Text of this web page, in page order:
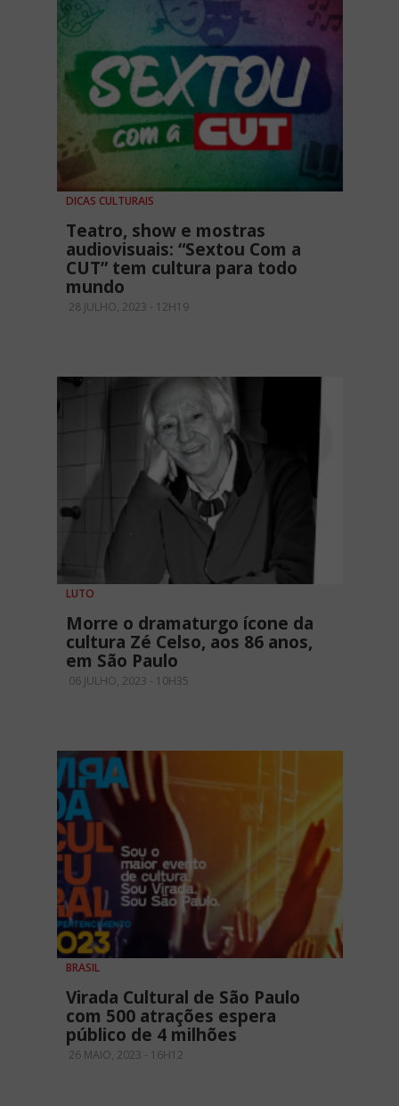
DICAS CULTURAIS
Teatro, show e mostras
audiovisuais: “Sextou Com a
CUT” tem cultura para todo
mundo
28 JULHO, 2023 - 12H19
LUTO
Morre o dramaturgo ícone da
cultura Zé Celso, aos 86 anos,
em São Paulo
06 JULHO, 2023 - 10H35
BRASIL
Virada Cultural de São Paulo
com 500 atrações espera
público de 4 milhões
26 MAIO, 2023 - 16H12